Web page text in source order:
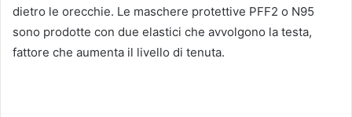
dietro le orecchie. Le maschere protettive PFF2 o N95
sono prodotte con due elastici che avvolgono la testa,
fattore che aumenta il livello di tenuta.